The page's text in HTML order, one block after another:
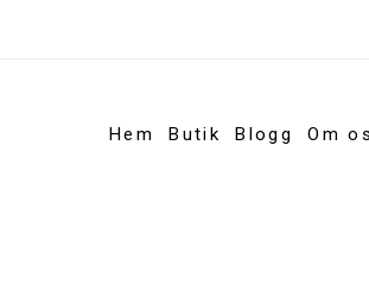
Hem Butik Blogg Om